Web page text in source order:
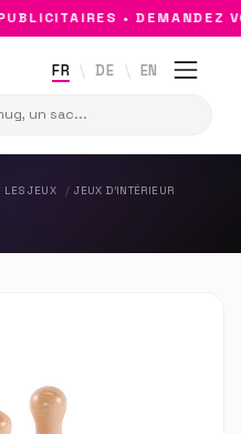
• DEMANDEZ
FR DE EN
LES JEUX
JEUX D'INTÉRIEUR